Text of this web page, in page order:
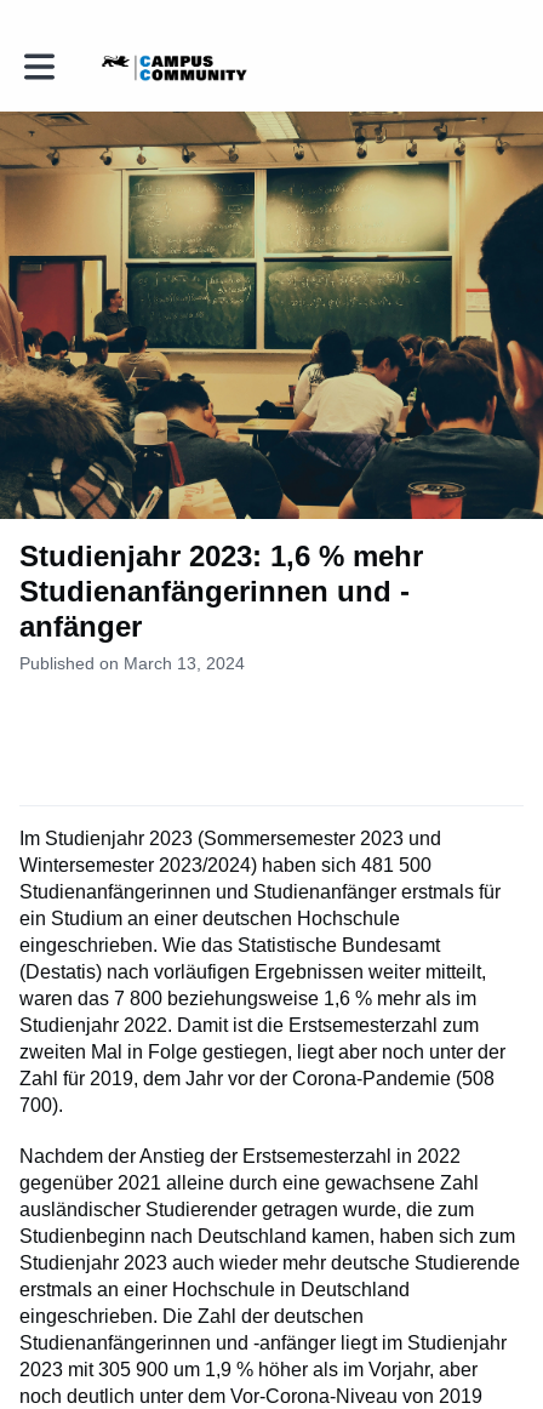
Toggle main navigation
Studienjahr 2023: 1,6 % mehr
Studienanfängerinnen und -
anfänger
Published on March 13, 2024
Im Studienjahr 2023 (Sommersemester 2023 und
Wintersemester 2023/2024) haben sich 481 500
Studienanfängerinnen und Studienanfänger erstmals für
ein Studium an einer deutschen Hochschule
eingeschrieben. Wie das Statistische Bundesamt
(Destatis) nach vorläufigen Ergebnissen weiter mitteilt,
waren das 7 800 beziehungsweise 1,6 % mehr als im
Studienjahr 2022. Damit ist die Erstsemesterzahl zum
zweiten Mal in Folge gestiegen, liegt aber noch unter der
Zahl für 2019, dem Jahr vor der Corona-Pandemie (508
700).
Nachdem der Anstieg der Erstsemesterzahl in 2022
gegenüber 2021 alleine durch eine gewachsene Zahl
ausländischer Studierender getragen wurde, die zum
Studienbeginn nach Deutschland kamen, haben sich zum
Studienjahr 2023 auch wieder mehr deutsche Studierende
erstmals an einer Hochschule in Deutschland
eingeschrieben. Die Zahl der deutschen
Studienanfängerinnen und -anfänger liegt im Studienjahr
2023 mit 305 900 um 1,9 % höher als im Vorjahr, aber
noch deutlich unter dem Vor-Corona-Niveau von 2019